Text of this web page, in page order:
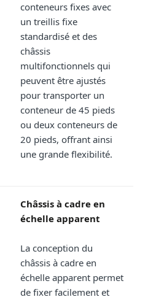
conteneurs fixes avec
un treillis fixe
standardisé et des
châssis
multifonctionnels qui
peuvent être ajustés
pour transporter un
conteneur de 45 pieds
ou deux conteneurs de
20 pieds, offrant ainsi
une grande flexibilité.
Châssis à cadre en
échelle apparent
La conception du
châssis à cadre en
échelle apparent permet
de fixer facilement et